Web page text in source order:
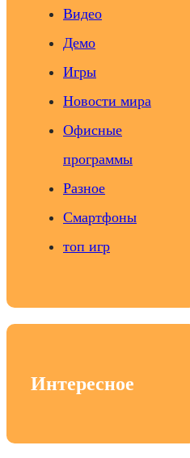
Видео
Демо
Игры
Новости мира
Офисные
программы
Разное
Смартфоны
топ игр
Интересное